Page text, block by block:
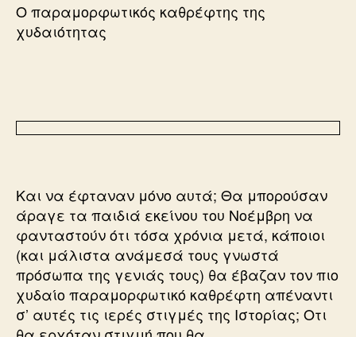
Ο παραμορφωτικός καθρέφτης της
χυδαιότητας
Και να έφταναν μόνο αυτά; Θα μπορούσαν
άραγε τα παιδιά εκείνου του Νοέμβρη να
φανταστούν ότι τόσα χρόνια μετά, κάποιοι
(και μάλιστα ανάμεσά τους γνωστά
πρόσωπα της γενιάς τους) θα έβαζαν τον πιο
χυδαίο παραμορφωτικό καθρέφτη απέναντι
σ’ αυτές τις ιερές στιγμές της Ιστορίας; Οτι